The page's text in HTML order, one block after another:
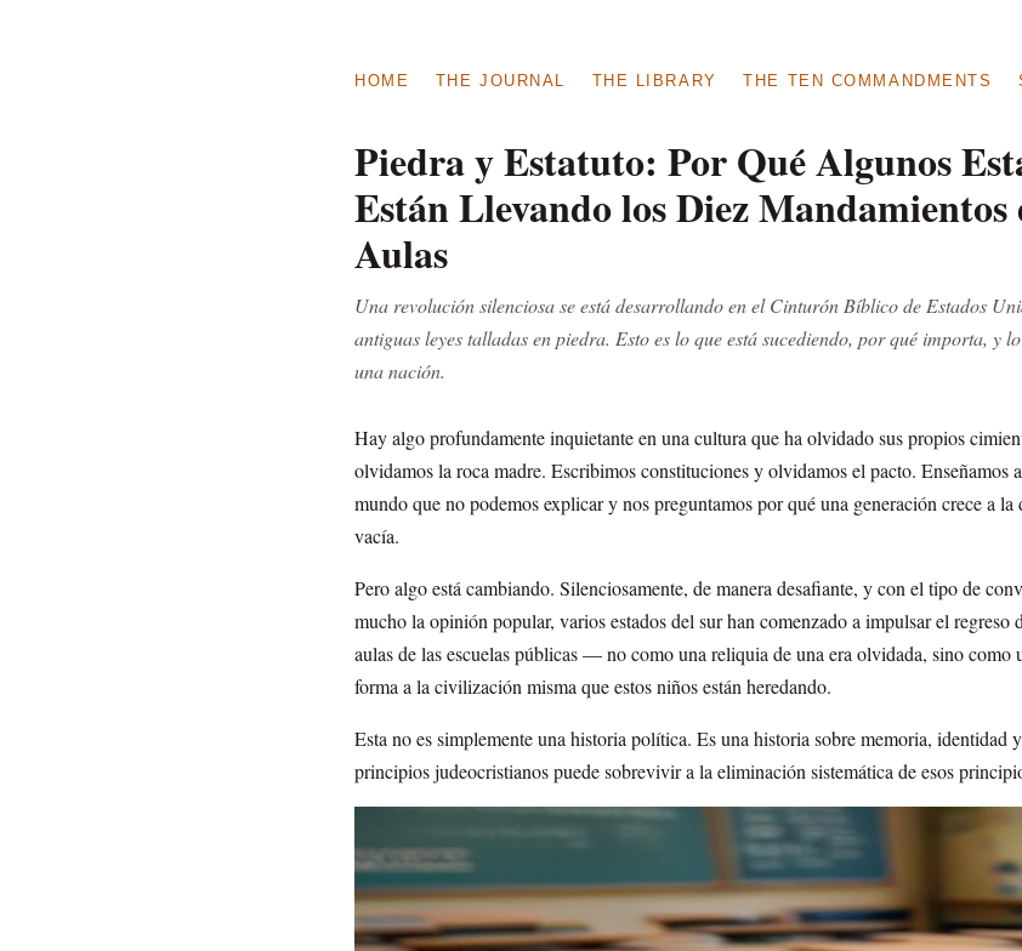
HOME THE JOURNAL THE LIBRARY THE TEN COMMANDMENTS
Piedra y Estatuto: Por Qué Algunos
Están Llevando los Diez Mandamientos
Aulas
Una revolución silenciosa se está desarrollando en el Cinturón Bíblico de Estados
antiguas leyes talladas en piedra. Esto es lo que está sucediendo, por qué importa, y
una nación.
Hay algo profundamente inquietante en una cultura que ha olvidado sus propios
olvidamos la roca madre. Escribimos constituciones y olvidamos el pacto. Enseñamos
mundo que no podemos explicar y nos preguntamos por qué una generación crece a
vacía.
Pero algo está cambiando. Silenciosamente, de manera desafiante, y con el tipo de
mucho la opinión popular, varios estados del sur han comenzado a impulsar el regreso
aulas de las escuelas públicas — no como una reliquia de una era olvidada, sino
forma a la civilización misma que estos niños están heredando.
Esta no es simplemente una historia política. Es una historia sobre memoria, identidad
principios judeocristianos puede sobrevivir a la eliminación sistemática de esos